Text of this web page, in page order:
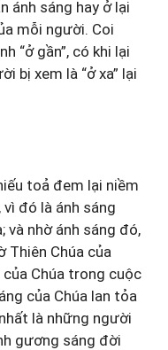
ánh sáng hay ở lại
mỗi người. Coi
“ở gần”, có khi lại
bị xem là “ở xa” lại
toả đem lại niềm
đó là ánh sáng
và nhờ ánh sáng đó,
Thiên Chúa của
của Chúa trong cuộc
của Chúa lan tỏa
là những người
gương sáng đời